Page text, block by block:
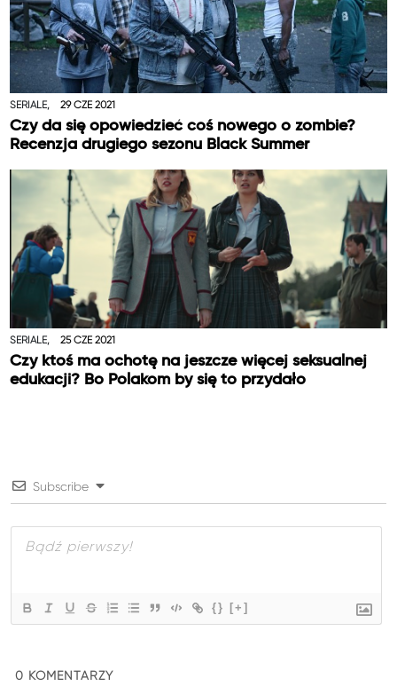
SERIALE, 29 CZE 2021
Czy da się opowiedzieć coś nowego o zombie?
Recenzja drugiego sezonu Black Summer
SERIALE, 25 CZE 2021
Czy ktoś ma ochotę na jeszcze więcej seksualnej
edukacji? Bo Polakom by się to przydało
Subscribe
{} [+]
0 KOMENTARZY